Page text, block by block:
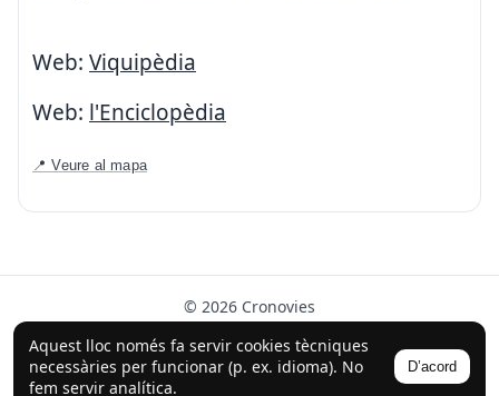
Aquest lloc només fa servir cookies tècniques
necessàries per funcionar (p. ex. idioma). No
fem servir analítica.
D’acord
Web: Viquipèdia
Web: l'Enciclopèdia
📍 Veure al mapa
© 2026 Cronovies
Història als carrers · Desenvolupat amb l’ajuda de la IA
(ChatGPT).
Segueix-nos a Instagram